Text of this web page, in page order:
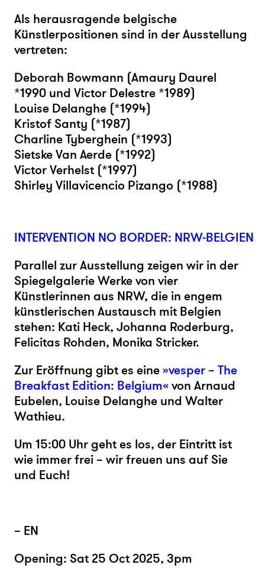
Als herausragende belgische
Künstlerpositionen sind in der Ausstellung
vertreten:
Deborah Bowmann (Amaury Daurel
*1990 und Victor Delestre *1989)
Louise Delanghe (*1994)
Kristof Santy (*1987)
Charline Tyberghein (*1993)
Sietske Van Aerde (*1992)
Victor Verhelst (*1997)
Shirley Villavicencio Pizango (*1988)
INTERVENTION NO BORDER: NRW-BELGIEN
Parallel zur Ausstellung zeigen wir in der
Spiegelgalerie Werke von vier
Künstlerinnen aus NRW, die in engem
künstlerischen Austausch mit Belgien
stehen: Kati Heck, Johanna Roderburg,
Felicitas Rohden, Monika Stricker.
Zur Eröffnung gibt es eine»vesper – The
Breakfast Edition: Belgium« von Arnaud
Eubelen, Louise Delanghe und Walter
Wathieu.
Um 15:00 Uhr geht es los, der Eintritt ist
wie immer frei – wir freuen uns auf Sie
und Euch!
– EN
Opening: Sat 25 Oct 2025, 3pm